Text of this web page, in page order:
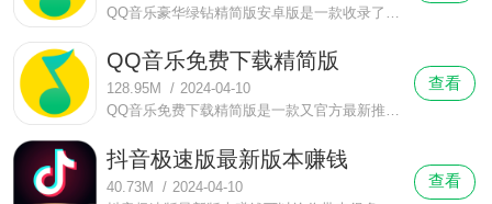
QQ音乐免费下载精简版
128.95M / 2024-04-10
QQ音乐免费下载精简版是一款又官方最新推出的音乐播放器。里面有很多优质的音乐。在里面可以收听到非常多种类个性的，各种风格的歌曲，无论是想要什么风格个性的歌曲都可以在这里帮你找到，供你畅听，非常好用哦，包你可以听到自己所喜欢的爱听的歌曲哦。
查看
抖音极速版最新版本赚钱
40.73M / 2024-04-10
查看